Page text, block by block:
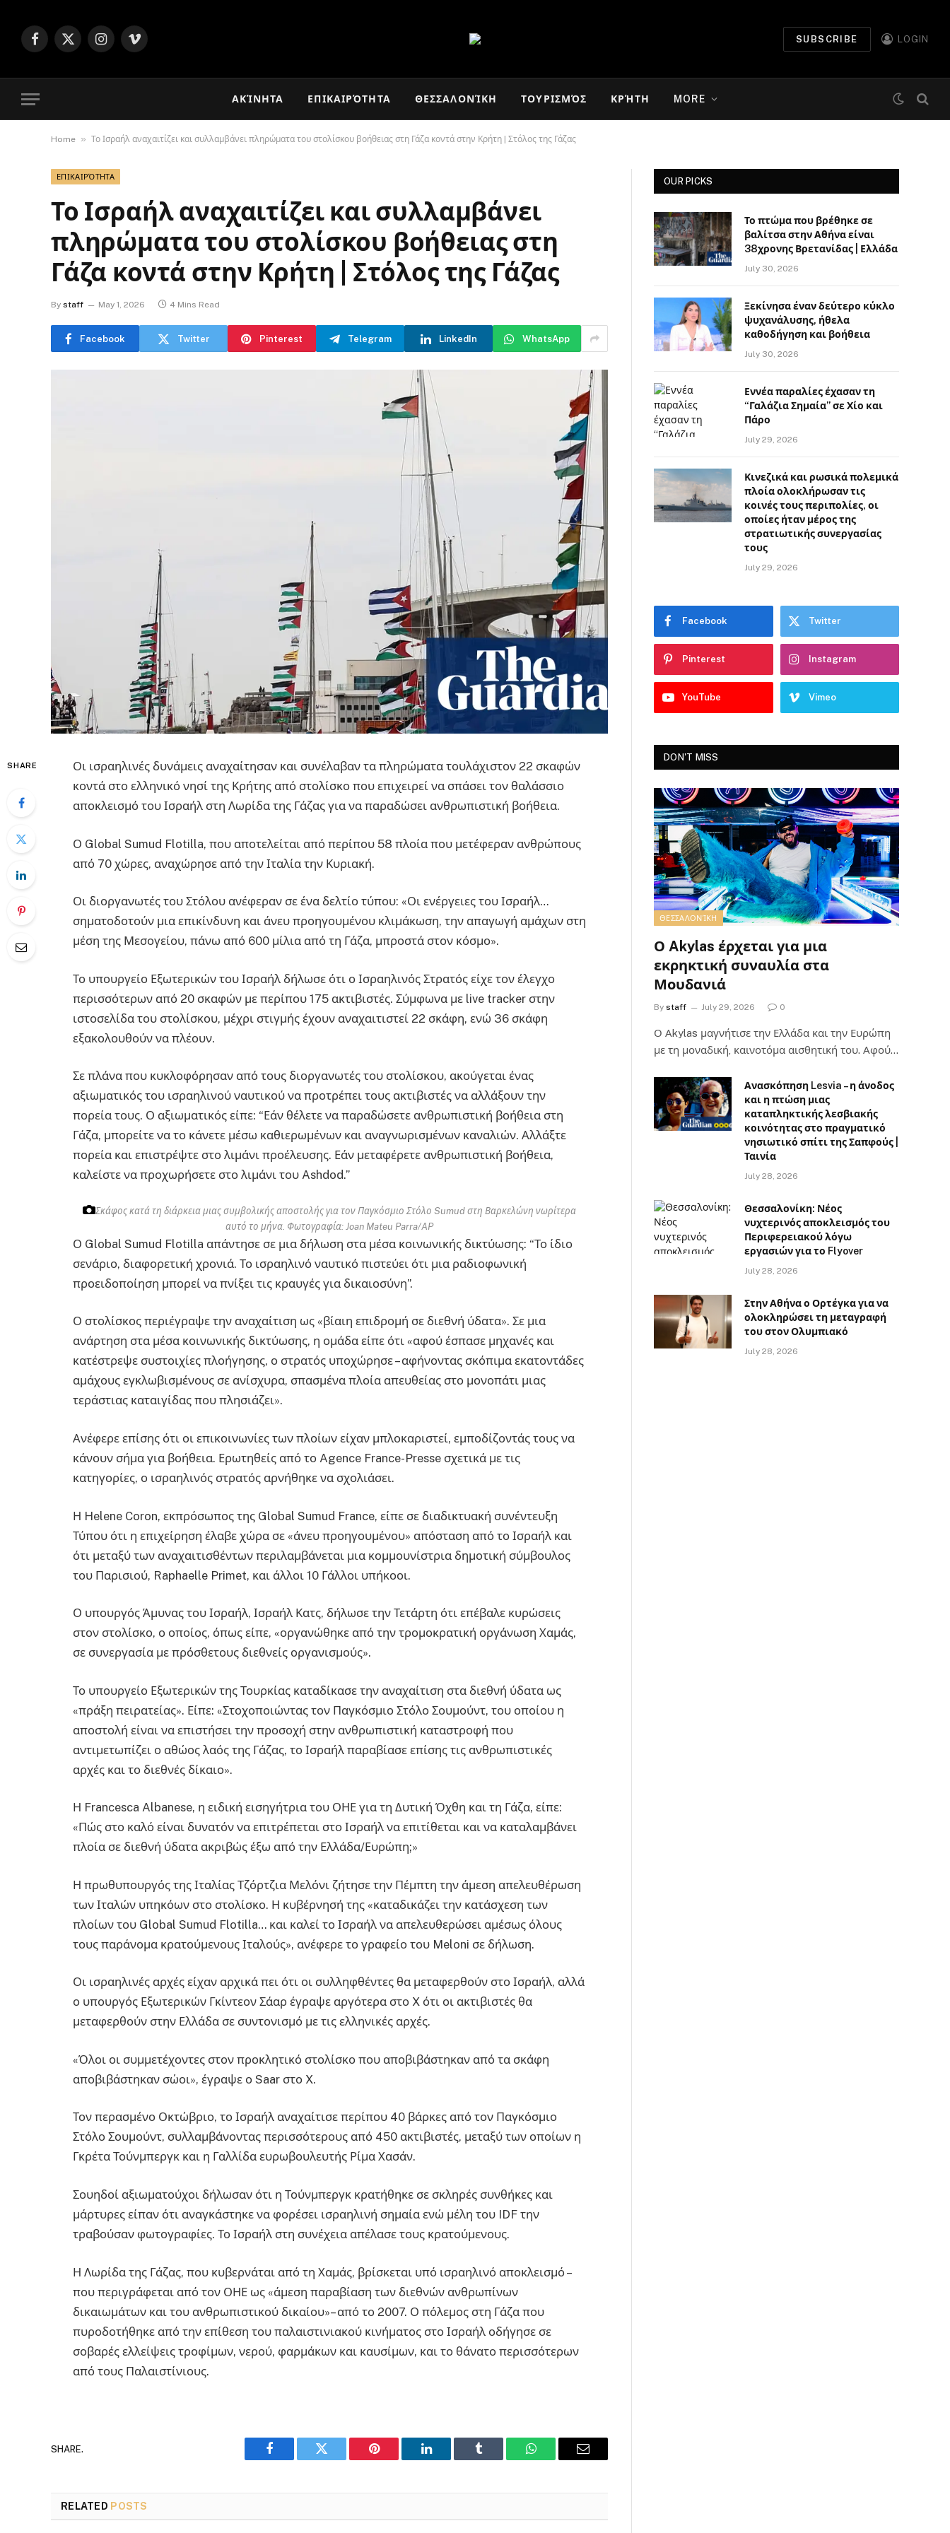
Facebook
X
Instagram
Vimeo
SUBSCRIBE LOGIN
ΑΚΊΝΗΤΑ ΕΠΙΚΑΙΡΌΤΗΤΑ ΘΕΣΣΑΛΟΝΊΚΗ ΤΟΥΡΙΣΜΌΣ ΚΡΉΤΗ MORE
Home » Το Ισραήλ αναχαιτίζει και συλλαμβάνει πληρώματα του στολίσκου βοήθειας στη Γάζα κοντά στην Κρήτη | Στόλος της Γάζας
ΕΠΙΚΑΙΡΌΤΗΤΑ
Το Ισραήλ αναχαιτίζει και συλλαμβάνει
πληρώματα του στολίσκου βοήθειας στη
Γάζα κοντά στην Κρήτη | Στόλος της Γάζας
By staff May 1, 2026 4 Mins Read
Facebook Twitter Pinterest Telegram LinkedIn WhatsApp
SHARE
Οι ισραηλινές δυνάμεις αναχαίτησαν και συνέλαβαν τα πληρώματα τουλάχιστον 22 σκαφών
κοντά στο ελληνικό νησί της Κρήτης από στολίσκο που επιχειρεί να σπάσει τον θαλάσσιο
αποκλεισμό του Ισραήλ στη Λωρίδα της Γάζας για να παραδώσει ανθρωπιστική βοήθεια.
Ο Global Sumud Flotilla, που αποτελείται από περίπου 58 πλοία που μετέφεραν ανθρώπους
από 70 χώρες, αναχώρησε από την Ιταλία την Κυριακή.
Οι διοργανωτές του Στόλου ανέφεραν σε ένα δελτίο τύπου: «Οι ενέργειες του Ισραήλ…
σηματοδοτούν μια επικίνδυνη και άνευ προηγουμένου κλιμάκωση, την απαγωγή αμάχων στη
μέση της Μεσογείου, πάνω από 600 μίλια από τη Γάζα, μπροστά στον κόσμο».
Το υπουργείο Εξωτερικών του Ισραήλ δήλωσε ότι ο Ισραηλινός Στρατός είχε τον έλεγχο
περισσότερων από 20 σκαφών με περίπου 175 ακτιβιστές. Σύμφωνα με live tracker στην
ιστοσελίδα του στολίσκου, μέχρι στιγμής έχουν αναχαιτιστεί 22 σκάφη, ενώ 36 σκάφη
εξακολουθούν να πλέουν.
Σε πλάνα που κυκλοφόρησαν από τους διοργανωτές του στολίσκου, ακούγεται ένας
αξιωματικός του ισραηλινού ναυτικού να προτρέπει τους ακτιβιστές να αλλάξουν την
πορεία τους. Ο αξιωματικός είπε: “Εάν θέλετε να παραδώσετε ανθρωπιστική βοήθεια στη
Γάζα, μπορείτε να το κάνετε μέσω καθιερωμένων και αναγνωρισμένων καναλιών. Αλλάξτε
πορεία και επιστρέψτε στο λιμάνι προέλευσης. Εάν μεταφέρετε ανθρωπιστική βοήθεια,
καλείστε να προχωρήσετε στο λιμάνι του Ashdod.”
Σκάφος κατά τη διάρκεια μιας συμβολικής αποστολής για τον Παγκόσμιο Στόλο Sumud στη Βαρκελώνη νωρίτερα
αυτό το μήνα. Φωτογραφία: Joan Mateu Parra/AP
Ο Global Sumud Flotilla απάντησε σε μια δήλωση στα μέσα κοινωνικής δικτύωσης: “Το ίδιο
σενάριο, διαφορετική χρονιά. Το ισραηλινό ναυτικό πιστεύει ότι μια ραδιοφωνική
προειδοποίηση μπορεί να πνίξει τις κραυγές για δικαιοσύνη”.
Ο στολίσκος περιέγραψε την αναχαίτιση ως «βίαιη επιδρομή σε διεθνή ύδατα». Σε μια
ανάρτηση στα μέσα κοινωνικής δικτύωσης, η ομάδα είπε ότι «αφού έσπασε μηχανές και
κατέστρεψε συστοιχίες πλοήγησης, ο στρατός υποχώρησε – αφήνοντας σκόπιμα εκατοντάδες
αμάχους εγκλωβισμένους σε ανίσχυρα, σπασμένα πλοία απευθείας στο μονοπάτι μιας
τεράστιας καταιγίδας που πλησιάζει».
Ανέφερε επίσης ότι οι επικοινωνίες των πλοίων είχαν μπλοκαριστεί, εμποδίζοντάς τους να
κάνουν σήμα για βοήθεια. Ερωτηθείς από το Agence France-Presse σχετικά με τις
κατηγορίες, ο ισραηλινός στρατός αρνήθηκε να σχολιάσει.
Η Helene Coron, εκπρόσωπος της Global Sumud France, είπε σε διαδικτυακή συνέντευξη
Τύπου ότι η επιχείρηση έλαβε χώρα σε «άνευ προηγουμένου» απόσταση από το Ισραήλ και
ότι μεταξύ των αναχαιτισθέντων περιλαμβάνεται μια κομμουνίστρια δημοτική σύμβουλος
του Παρισιού, Raphaelle Primet, και άλλοι 10 Γάλλοι υπήκοοι.
Ο υπουργός Άμυνας του Ισραήλ, Ισραήλ Κατς, δήλωσε την Τετάρτη ότι επέβαλε κυρώσεις
στον στολίσκο, ο οποίος, όπως είπε, «οργανώθηκε από την τρομοκρατική οργάνωση Χαμάς,
σε συνεργασία με πρόσθετους διεθνείς οργανισμούς».
Το υπουργείο Εξωτερικών της Τουρκίας καταδίκασε την αναχαίτιση στα διεθνή ύδατα ως
«πράξη πειρατείας». Είπε: «Στοχοποιώντας τον Παγκόσμιο Στόλο Σουμούντ, του οποίου η
αποστολή είναι να επιστήσει την προσοχή στην ανθρωπιστική καταστροφή που
αντιμετωπίζει ο αθώος λαός της Γάζας, το Ισραήλ παραβίασε επίσης τις ανθρωπιστικές
αρχές και το διεθνές δίκαιο».
Η Francesca Albanese, η ειδική εισηγήτρια του ΟΗΕ για τη Δυτική Όχθη και τη Γάζα, είπε:
«Πώς στο καλό είναι δυνατόν να επιτρέπεται στο Ισραήλ να επιτίθεται και να καταλαμβάνει
πλοία σε διεθνή ύδατα ακριβώς έξω από την Ελλάδα/Ευρώπη;»
Η πρωθυπουργός της Ιταλίας Τζόρτζια Μελόνι ζήτησε την Πέμπτη την άμεση απελευθέρωση
των Ιταλών υπηκόων στο στολίσκο. Η κυβέρνησή της «καταδικάζει την κατάσχεση των
πλοίων του Global Sumud Flotilla… και καλεί το Ισραήλ να απελευθερώσει αμέσως όλους
τους παράνομα κρατούμενους Ιταλούς», ανέφερε το γραφείο του Meloni σε δήλωση.
Οι ισραηλινές αρχές είχαν αρχικά πει ότι οι συλληφθέντες θα μεταφερθούν στο Ισραήλ, αλλά
ο υπουργός Εξωτερικών Γκίντεον Σάαρ έγραψε αργότερα στο X ότι οι ακτιβιστές θα
μεταφερθούν στην Ελλάδα σε συντονισμό με τις ελληνικές αρχές.
«Όλοι οι συμμετέχοντες στον προκλητικό στολίσκο που αποβιβάστηκαν από τα σκάφη
αποβιβάστηκαν σώοι», έγραψε ο Saar στο X.
Τον περασμένο Οκτώβριο, το Ισραήλ αναχαίτισε περίπου 40 βάρκες από τον Παγκόσμιο
Στόλο Σουμούντ, συλλαμβάνοντας περισσότερους από 450 ακτιβιστές, μεταξύ των οποίων η
Γκρέτα Τούνμπεργκ και η Γαλλίδα ευρωβουλευτής Ρίμα Χασάν.
Σουηδοί αξιωματούχοι δήλωσαν ότι η Τούνμπεργκ κρατήθηκε σε σκληρές συνθήκες και
μάρτυρες είπαν ότι αναγκάστηκε να φορέσει ισραηλινή σημαία ενώ μέλη του IDF την
τραβούσαν φωτογραφίες. Το Ισραήλ στη συνέχεια απέλασε τους κρατούμενους.
Η Λωρίδα της Γάζας, που κυβερνάται από τη Χαμάς, βρίσκεται υπό ισραηλινό αποκλεισμό –
που περιγράφεται από τον ΟΗΕ ως «άμεση παραβίαση των διεθνών ανθρωπίνων
δικαιωμάτων και του ανθρωπιστικού δικαίου»– από το 2007. Ο πόλεμος στη Γάζα που
πυροδοτήθηκε από την επίθεση του παλαιστινιακού κινήματος στο Ισραήλ οδήγησε σε
σοβαρές ελλείψεις τροφίμων, νερού, φαρμάκων και καυσίμων, και το θάνατο περισσότερων
από τους Παλαιστίνιους.
SHARE.
Facebook Twitter Pinterest LinkedIn Tumblr WhatsAppEmail
RELATED POSTS
OUR PICKS
Το πτώμα που βρέθηκε σε
βαλίτσα στην Αθήνα είναι
38χρονης Βρετανίδας | Ελλάδα
July 30, 2026
Ξεκίνησα έναν δεύτερο κύκλο
ψυχανάλυσης, ήθελα
καθοδήγηση και βοήθεια
July 30, 2026
Εννέα παραλίες έχασαν τη
“Γαλάζια Σημαία” σε Χίο και
Πάρο
July 29, 2026
Κινεζικά και ρωσικά πολεμικά
πλοία ολοκλήρωσαν τις
κοινές τους περιπολίες, οι
οποίες ήταν μέρος της
στρατιωτικής συνεργασίας
τους
July 29, 2026
Facebook Twitter
Pinterest Instagram
YouTube Vimeo
DON'T MISS
ΘΕΣΣΑΛΟΝΊΚΗ
Ο Akylas έρχεται για μια
εκρηκτική συναυλία στα
Μουδανιά
By staff July 29, 2026 0
Ο Αkylas μαγνήτισε την Ελλάδα και την Ευρώπη
με τη μοναδική, καινοτόμα αισθητική του. Αφού…
Ανασκόπηση Lesvia – η άνοδος
και η πτώση μιας
καταπληκτικής λεσβιακής
κοινότητας στο πραγματικό
νησιωτικό σπίτι της Σαπφούς |
Ταινία
July 28, 2026
Θεσσαλονίκη: Νέος
νυχτερινός αποκλεισμός του
Περιφερειακού λόγω
εργασιών για το Flyover
July 28, 2026
Στην Αθήνα ο Ορτέγκα για να
ολοκληρώσει τη μεταγραφή
του στον Ολυμπιακό
July 28, 2026